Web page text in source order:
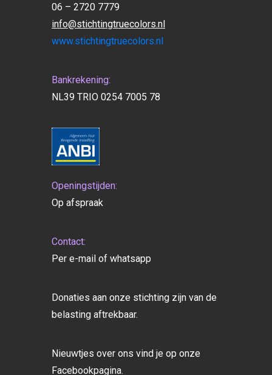
06 – 2720 7779
info@stichtingtruecolors.nl
www.stichtingtruecolors.nl
Bankrekening:
NL39 TRIO 0254 7005 78
Openingstijden:
Op afspraak
Contact:
Per e-mail of whatsapp
Donaties aan onze stichting zijn van de
belasting aftrekbaar.
Nieuwtjes over ons vind je op onze
Facebookpagina.